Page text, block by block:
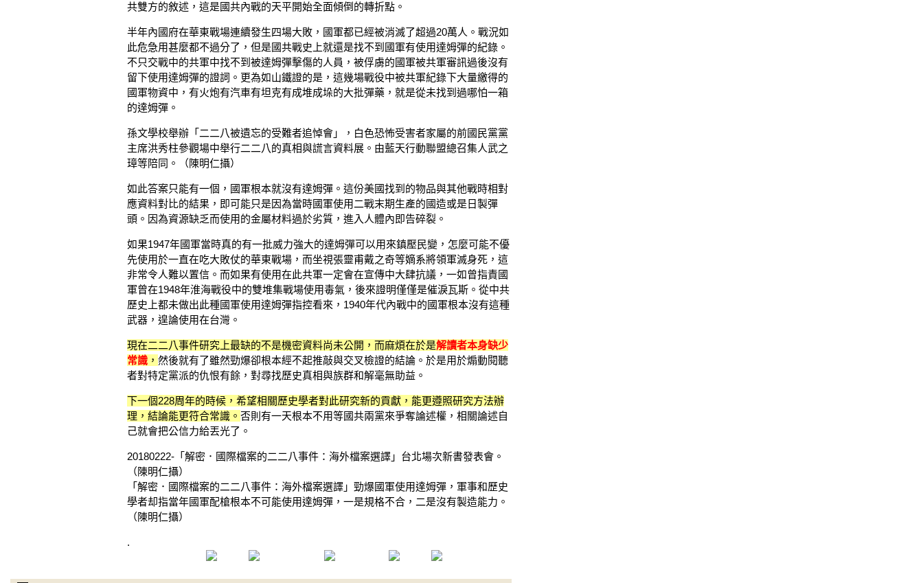
共雙方的敘述，這是國共內戰的天平開始全面傾倒的轉折點。
半年內國府在華東戰場連續發生四場大敗，國軍都已經被消滅了超過20萬人。戰況如
此危急用甚麼都不過分了，但是國共戰史上就還是找不到國軍有使用達姆彈的紀錄。
不只交戰中的共軍中找不到被達姆彈擊傷的人員，被俘虜的國軍被共軍審訊過後沒有
留下使用達姆彈的證詞。更為如山鐵證的是，這幾場戰役中被共軍紀錄下大量繳得的
國軍物資中，有火炮有汽車有坦克有成堆成垛的大批彈藥，就是從未找到過哪怕一箱
的達姆彈。
孫文學校舉辦「二二八被遺忘的受難者追悼會」，白色恐怖受害者家屬的前國民黨黨
主席洪秀柱參觀場中舉行二二八的真相與謊言資料展。由藍天行動聯盟總召集人武之
璋等陪同。（陳明仁攝）
如此答案只能有一個，國軍根本就沒有達姆彈。這份美國找到的物品與其他戰時相對
應資料對比的結果，即可能只是因為當時國軍使用二戰末期生產的國造或是日製彈
頭。因為資源缺乏而使用的金屬材料過於劣質，進入人體內即告碎裂。
如果1947年國軍當時真的有一批威力強大的達姆彈可以用來鎮壓民變，怎麼可能不優
先使用於一直在吃大敗仗的華東戰場，而坐視張靈甫戴之奇等嫡系將領軍滅身死，這
非常令人難以置信。而如果有使用在此共軍一定會在宣傳中大肆抗議，一如曾指責國
軍曾在1948年淮海戰役中的雙堆集戰場使用毒氣，後來證明僅僅是催淚瓦斯。從中共
歷史上都未做出此種國軍使用達姆彈指控看來，1940年代內戰中的國軍根本沒有這種
武器，遑論使用在台灣。
現在二二八事件研究上最缺的不是機密資料尚未公開，而麻煩在於是解讀者本身缺少
常識 ， 然後就有了雖然勁爆卻根本經不起推敲與交叉檢證的結論。於是用於煽動閱聽
者對特定黨派的仇恨有餘，對尋找歷史真相與族群和解毫無助益。
下一個228周年的時候，希望相關歷史學者對此研究新的貢獻，能更遵照研究方法辦
理，結論能更符合常識。 否則有一天根本不用等國共兩黨來爭奪論述權，相關論述自
己就會把公信力給丟光了。
20180222-「解密．國際檔案的二二八事件：海外檔案選譯」台北場次新書發表會。
（陳明仁攝）
「解密．國際檔案的二二八事件：海外檔案選譯」勁爆國軍使用達姆彈，軍事和歷史
學者却指當年國軍配槍根本不可能使用達姆彈，一是規格不合，二是沒有製造能力。
（陳明仁攝）
.